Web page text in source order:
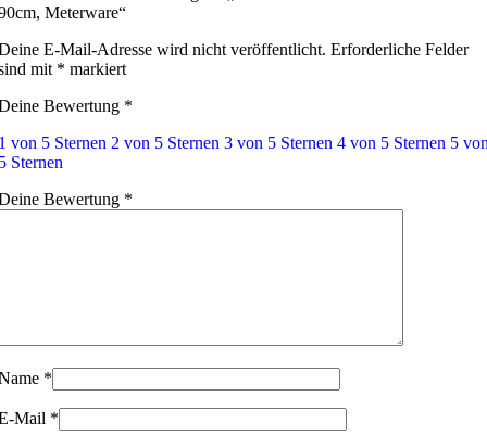
Meterware“
E-Mail-Adresse wird nicht veröffentlicht. Erforderliche Felder
mit * markiert
Bewertung *
von 5 Sternen 2 von 5 Sternen 3 von 5 Sternen 4 von 5 Sternen 5
Sternen
Bewertung *
*
Mail *